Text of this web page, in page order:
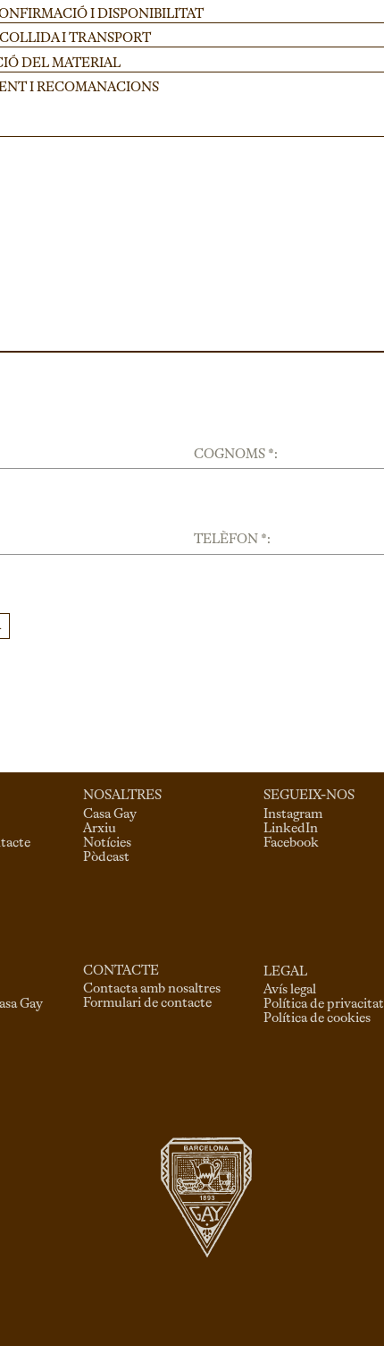
I DISPONIBILITAT
I TRANSPORT
DEL MATERIAL
I RECOMANACIONS
COGNOMS *:
TELÈFON *:
Gay
NOSALTRES
Casa Gay
Arxiu
Notícies
Pòdcast
CONTACTE
Contacta amb nosaltres
Formulari de contacte
SEGUEIX-NOS
Instagram
LinkedIn
Facebook
LEGAL
Avís legal
Política de privacitat
Política de cookies